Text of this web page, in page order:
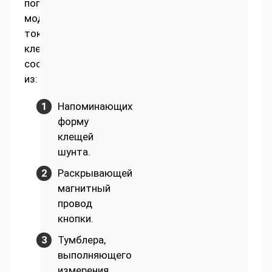
популярные
модели
токоизмерительных
клещей
состоят
из:
Напоминающих
форму
клещей
шунта.
Раскрывающей
магнитный
провод
кнопки.
Тумблера,
выполняющего